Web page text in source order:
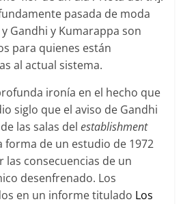
pasada de moda
Gandhi y Kumarappa son
para quienes están
al actual sistema.
ironía en el hecho que
siglo que el aviso de Gandhi
las salas delestablishment
forma de un estudio de 1972
las consecuencias de un
desenfrenado. Los
en un informe titulado Los